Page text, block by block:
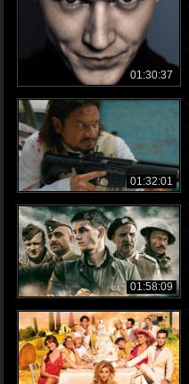
01:30:37
01:32:01
01:58:09